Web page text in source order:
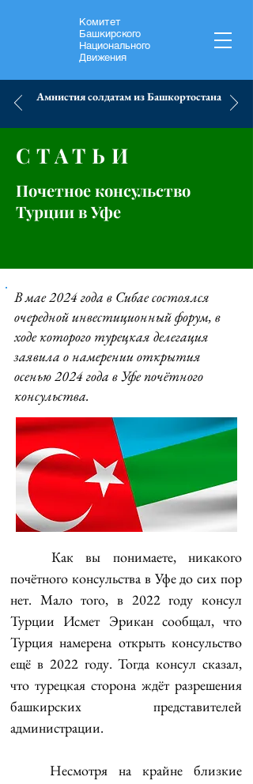
Комитет
Башкирского
Национального
Движения
Амнистия солдатам из Башкортостана
СТАТЬИ
Почетное консульство
Турции в Уфе
В мае 2024 года в Сибае состоялся
очередной инвестиционный форум, в
ходе которого турецкая делегация
заявила о намерении открытия
осенью 2024 года в Уфе почётного
консульства.
почётного консульства в Уфе до сих пор
нет. Мало того, в 2022 году консул
Турции Исмет Эрикан сообщал, что
Турция намерена открыть консульство
ещё в 2022 году. Тогда консул сказал,
что турецкая сторона ждёт разрешения
башкирских представителей
администрации.